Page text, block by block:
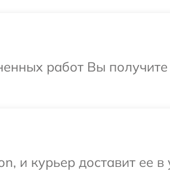
работ Вы
и курьер доставит ее в